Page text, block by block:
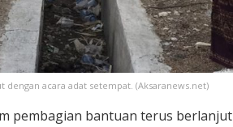
dengan acara adat setempat. (Aksaranews.net)
pembagian bantuan terus